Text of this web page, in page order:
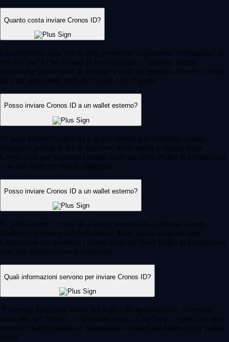
Quanto costa inviare Cronos ID?
I trasferimenti sulla blockchain prevedono solitamente commissioni di
rete (o "gas"), che variano in base al traffico. Tuttavia, alcune
piattaforme permettono di azzerare i costi: ad esempio, inviare Cronos
ID a un altro utente nell'app Crypto.com è gratis.
Posso inviare Cronos ID a un wallet esterno?
Sì, puoi inviare Cronos ID a wallet esterni non-custodial usando
l'indirizzo pubblico del destinatario. Molti utenti scelgono l'app
Crypto.com per trasferire i propri fondi sul DeFi Wallet di Crypto.com
o su altri indirizzi esterni supportati.
Posso inviare Cronos ID a un wallet esterno?
Sì, puoi inviare Cronos ID a wallet esterni non-custodial usando
l'indirizzo pubblico del destinatario. Molti utenti scelgono l'app
Crypto.com per trasferire i propri fondi sul DeFi Wallet di Crypto.com
o su altri indirizzi esterni supportati.
Quali informazioni servono per inviare Cronos ID?
Ti servono l'indirizzo esatto del wallet del destinatario e, a seconda
della rete, un "memo" o "destination tag". Con l'app Crypto.com puoi
inserire i dati facilmente o selezionare i contatti dal telefono per evitare
errori.